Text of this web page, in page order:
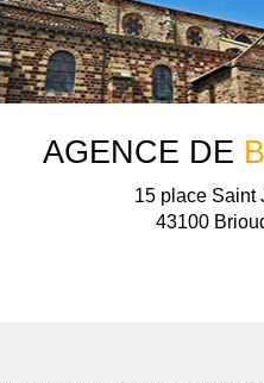
AGENCE DE
15 place Saint
43100